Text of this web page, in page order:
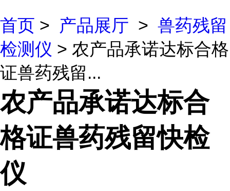
首页 > 产品展厅 > 兽药残留
检测仪 > 农产品承诺达标合格
证兽药残留...
农产品承诺达标合
格证兽药残留快检
仪